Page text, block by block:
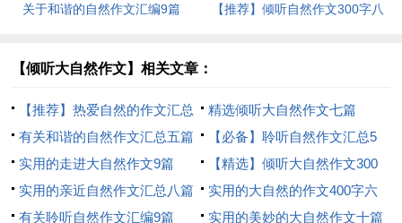
关于和谐的自然作文汇编9篇
【推荐】倾听自然作文300字八
【倾听大自然作文】相关文章：
【推荐】热爱自然的作文汇总
九篇
精选倾听大自然作文七篇
有关和谐的自然作文汇总五篇
【必备】聆听自然作文汇总5
篇
实用的走进大自然作文9篇
【精选】倾听大自然作文300
字3篇
实用的亲近自然作文汇总八篇
实用的大自然的作文400字六
篇
有关聆听自然作文汇编9篇 实用的美妙的大自然作文十篇